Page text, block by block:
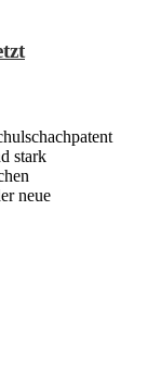
stark
neue